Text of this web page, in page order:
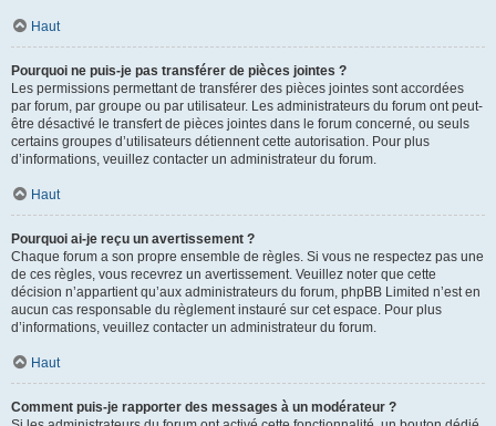
Haut
Pourquoi ne puis-je pas transférer de pièces jointes ?
Les permissions permettant de transférer des pièces jointes sont accordées
par forum, par groupe ou par utilisateur. Les administrateurs du forum ont peut-
être désactivé le transfert de pièces jointes dans le forum concerné, ou seuls
certains groupes d’utilisateurs détiennent cette autorisation. Pour plus
d’informations, veuillez contacter un administrateur du forum.
Haut
Pourquoi ai-je reçu un avertissement ?
Chaque forum a son propre ensemble de règles. Si vous ne respectez pas une
de ces règles, vous recevrez un avertissement. Veuillez noter que cette
décision n’appartient qu’aux administrateurs du forum, phpBB Limited n’est en
aucun cas responsable du règlement instauré sur cet espace. Pour plus
d’informations, veuillez contacter un administrateur du forum.
Haut
Comment puis-je rapporter des messages à un modérateur ?